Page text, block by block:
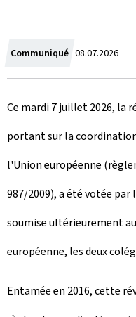
Communiqué C
r
é
e
l
e
08.07.2026
Ce mardi 7 juillet 2026, la
portant sur la
l'Union européenne
987/2009), a été votée
soumise ultérieurement
européenne, les deux
Entamée en 2016, cette